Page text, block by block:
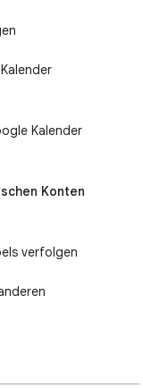
Kalender
Konten
verfolgen